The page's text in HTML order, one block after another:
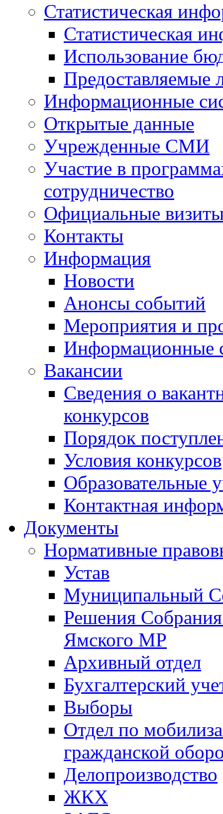
Статистическая
Статистическая
Использование
Предоставляемые
Информационные
Открытые данные
Учрежденные СМИ
Участие в
сотрудничество
Официальные
Контакты
Информация
Новости
Анонсы событий
Мероприятия и
Информационные
Вакансии
Сведения о
конкурсов
Порядок
Условия конкурсов
Образовательные
Контактная
Документы
Нормативные
Устав
Муниципальный
Решения
Ямского МР
Архивный отдел
Бухгалтерский
Выборы
Отдел по
гражданской
Делопроизводство
ЖКХ